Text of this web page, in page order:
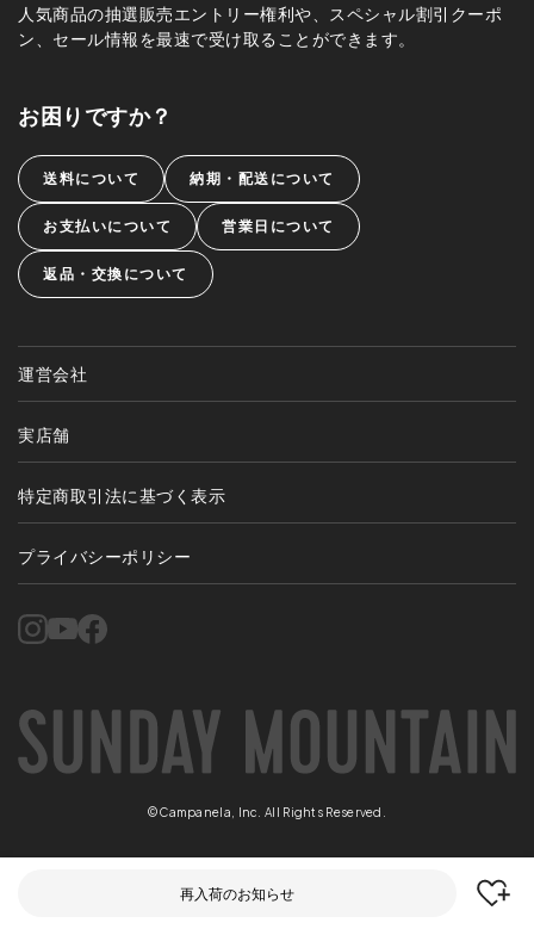
人気商品の抽選販売エントリー権利や、スペシャル割引クーポ
ン、セール情報を最速で受け取ることができます。
お困りですか？
送料について 納期・配送について
お支払いについて 営業日について
返品・交換について
運営会社
実店舗
特定商取引法に基づく表示
プライバシーポリシー
©Campanela, Inc. All Rights Reserved.
再入荷のお知らせ